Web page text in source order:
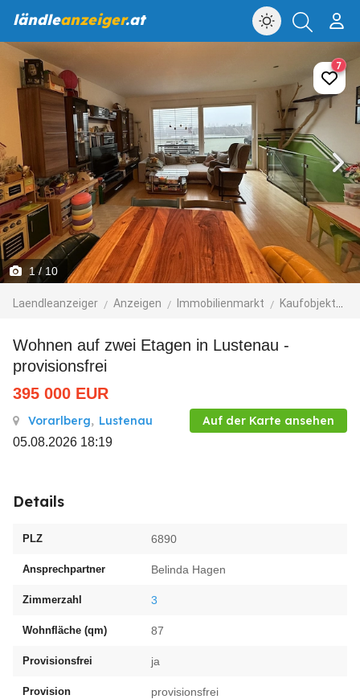
ländleanzeiger.at
1/ 10
Laendleanzeiger Anzeigen Immobilienmarkt Kaufobjekte
7
Wohnen auf zwei Etagen in Lustenau -
provisionsfrei
395 000 EUR
Vorarlberg, Lustenau Auf der Karte ansehen
05.08.2026 18:19
Details
PLZ 6890
Ansprechpartner Belinda Hagen
Zimmerzahl 3
Wohnfläche (qm) 87
Provisionsfrei ja
Provision provisionsfrei